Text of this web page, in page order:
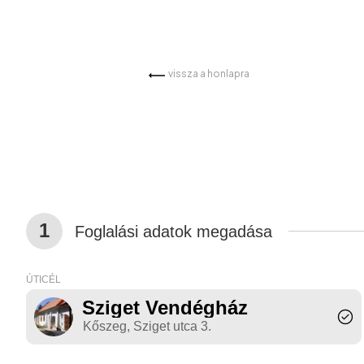
vissza a honlapra
1 Foglalási adatok megadása
ÚTICÉL
Sziget Vendégház
Kőszeg, Sziget utca 3.